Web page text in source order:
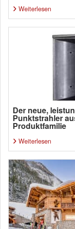
Weiterlesen
Der neue,
Punktstrahler
Produktfamilie
Weiterlesen